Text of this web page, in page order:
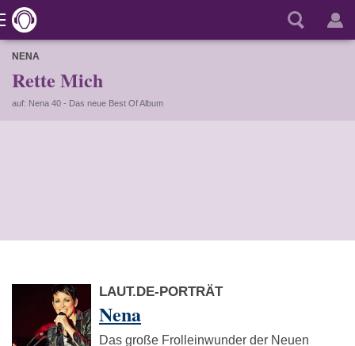
NENA
Rette Mich
auf: Nena 40 - Das neue Best Of Album
LAUT.DE-PORTRÄT
Nena
Das große Frolleinwunder der Neuen